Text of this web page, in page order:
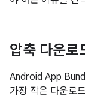
압축 다운로
Android App
가장 작은 다운로